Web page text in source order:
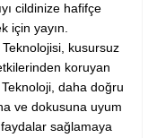
cildinize hafifçe
için yayın.
kusursuz
koruyan
daha doğru
ve dokusuna uyum
sağlamaya